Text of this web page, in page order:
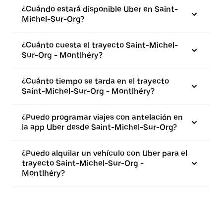
¿Cuándo estará disponible Uber en Saint-
Michel-Sur-Org?
¿Cuánto cuesta el trayecto Saint-Michel-
Sur-Org - Montlhéry?
¿Cuánto tiempo se tarda en el trayecto
Saint-Michel-Sur-Org - Montlhéry?
¿Puedo programar viajes con antelación en
la app Uber desde Saint-Michel-Sur-Org?
¿Puedo alquilar un vehículo con Uber para el
trayecto Saint-Michel-Sur-Org -
Montlhéry?